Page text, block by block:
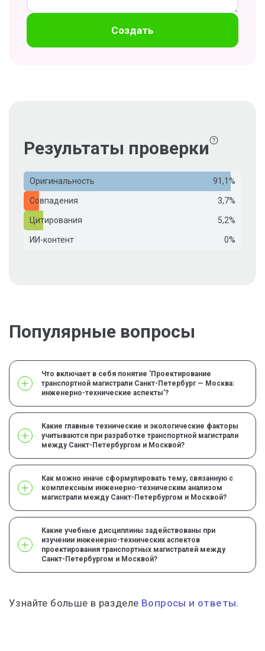
Создать
Результаты проверки
Оригинальность 91,1%
Совпадения 3,7%
Цитирования 5,2%
ИИ-контент 0%
Популярные вопросы
Что включает в себя понятие 'Проектирование
транспортной магистрали Санкт-Петербург — Москва:
инженерно-технические аспекты'?
Какие главные технические и экологические факторы
учитываются при разработке транспортной магистрали
между Санкт-Петербургом и Москвой?
Как можно иначе сформулировать тему, связанную с
комплексным инженерно-техническим анализом
магистрали между Санкт-Петербургом и Москвой?
Какие учебные дисциплины задействованы при
изучении инженерно-технических аспектов
проектирования транспортных магистралей между
Санкт-Петербургом и Москвой?
Узнайте больше в разделе Вопросы и ответы.